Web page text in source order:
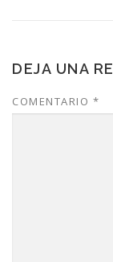
DEJA UNA
COMENTARIO *